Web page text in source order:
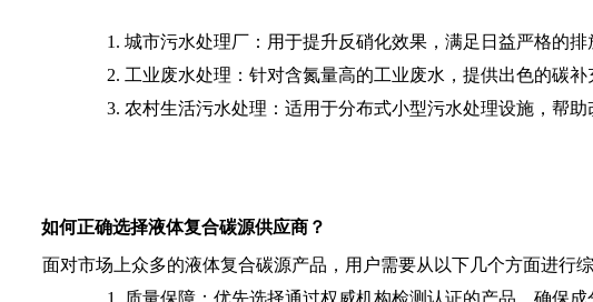
1. 城市污水处理厂：用于提升反硝化效果，满足日益严格的排
2. 工业废水处理：针对含氮量高的工业废水，提供出色的碳补
3. 农村生活污水处理：适用于分布式小型污水处理设施，帮助
如何正确选择液体复合碳源供应商？
面对市场上众多的液体复合碳源产品，用户需要从以下几个方面进行综